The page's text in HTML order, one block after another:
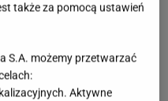
także za pomocą ustawień
S.A. możemy przetwarzać
Aktywne